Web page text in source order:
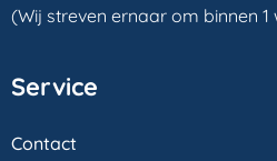
(Wij streven ernaar om binnen
Service
Contact